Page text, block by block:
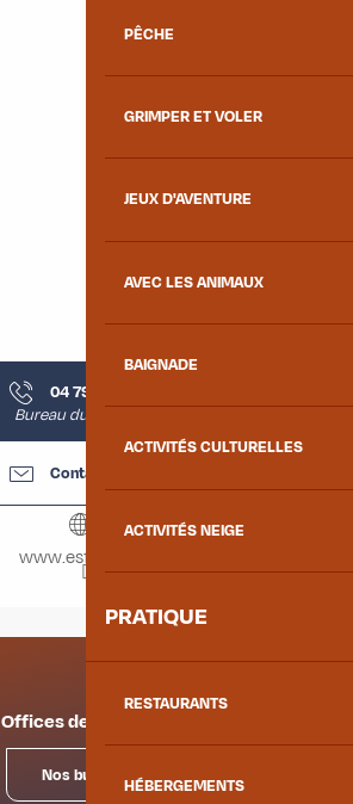
PÊCHE
GRIMPER ET VOLER
JEUX D'AVENTURE
AVEC LES ANIMAUX
BAIGNADE
ACTIVITÉS CULTURELLES
ACTIVITÉS NEIGE
PRATIQUE
RESTAURANTS
HÉBERGEMENTS
04 79 59 31
Bureau du Chef-lieu
Contactez-nous
www.esfalbiez.fr
Offices de tourisme
Nos bureaux